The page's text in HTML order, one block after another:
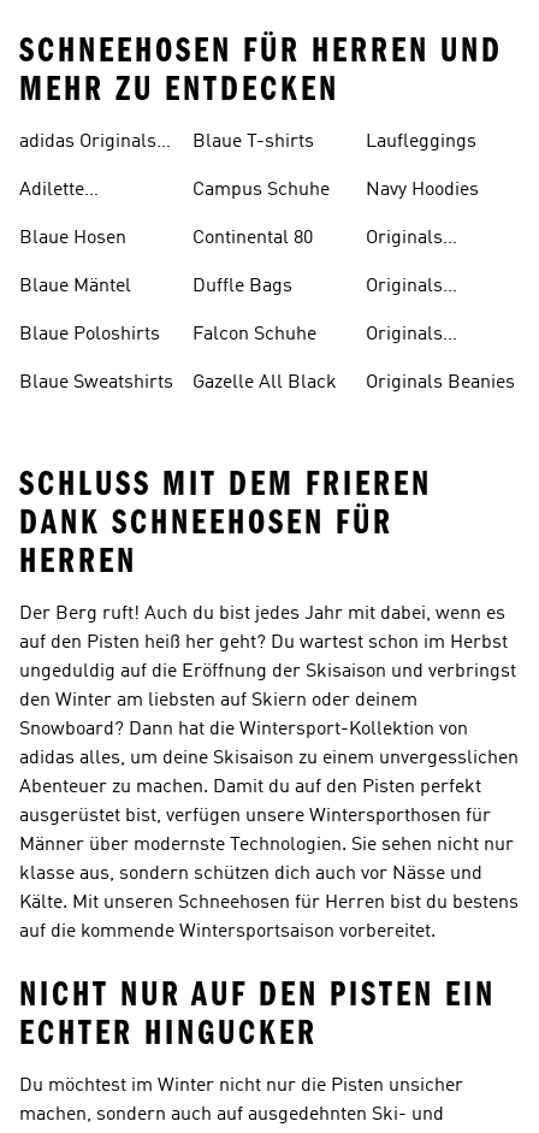
SCHNEEHOSEN FÜR HERREN UND
MEHR ZU ENTDECKEN
adidas Originals
Adilette
Blaue Hosen
Blaue Mäntel
Blaue Poloshirts
Blaue Sweatshirts
Blaue T-shirts
Campus Schuhe
Continental 80
Duffle Bags
Falcon Schuhe
Gazelle All Black
Laufleggings
Navy Hoodies
Originals
Originals
Originals
Oberteile
Originals Beanies
SCHLUSS MIT DEM FRIEREN
DANK SCHNEEHOSEN FÜR
HERREN
Der Berg ruft! Auch du bist jedes Jahr mit dabei, wenn es
auf den Pisten heiß her geht? Du wartest schon im Herbst
ungeduldig auf die Eröffnung der Skisaison und verbringst
den Winter am liebsten auf Skiern oder deinem
Snowboard? Dann hat die Wintersport-Kollektion von
adidas alles, um deine Skisaison zu einem unvergesslichen
Abenteuer zu machen. Damit du auf den Pisten perfekt
ausgerüstet bist, verfügen unsere Wintersporthosen für
Männer über modernste Technologien. Sie sehen nicht nur
klasse aus, sondern schützen dich auch vor Nässe und
Kälte. Mit unseren Schneehosen für Herren bist du bestens
auf die kommende Wintersportsaison vorbereitet.
NICHT NUR AUF DEN PISTEN EIN
ECHTER HINGUCKER
Du möchtest im Winter nicht nur die Pisten unsicher
machen, sondern auch auf ausgedehnten Ski- und